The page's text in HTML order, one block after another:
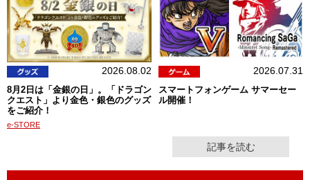
2026.08.02
8月2日は「金銀の日」。「ドラゴン
クエスト」より金色・銀色のグッズ
をご紹介！
e-STORE
2026.07.31
スマートフォンゲーム サマーセー
ル開催！
記事を読む